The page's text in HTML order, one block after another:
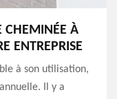
CHEMINÉE À
ENTREPRISE
à son utilisation,
Il y a